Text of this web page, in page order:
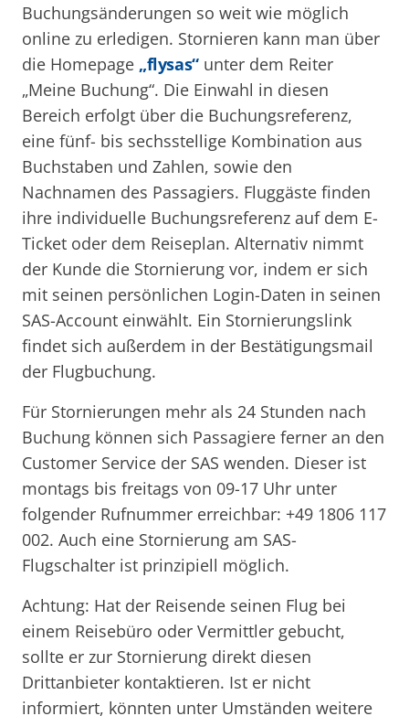
Buchungsänderungen so weit wie möglich
online zu erledigen. Stornieren kann man über
die Homepage „flysas“unter dem Reiter
„Meine Buchung“. Die Einwahl in diesen
Bereich erfolgt über die Buchungsreferenz,
eine fünf- bis sechsstellige Kombination aus
Buchstaben und Zahlen, sowie den
Nachnamen des Passagiers. Fluggäste finden
ihre individuelle Buchungsreferenz auf dem E-
Ticket oder dem Reiseplan. Alternativ nimmt
der Kunde die Stornierung vor, indem er sich
mit seinen persönlichen Login-Daten in seinen
SAS-Account einwählt. Ein Stornierungslink
findet sich außerdem in der Bestätigungsmail
der Flugbuchung.
Für Stornierungen mehr als 24 Stunden nach
Buchung können sich Passagiere ferner an den
Customer Service der SAS wenden. Dieser ist
montags bis freitags von 09-17 Uhr unter
folgender Rufnummer erreichbar: +49 1806 117
002. Auch eine Stornierung am SAS-
Flugschalter ist prinzipiell möglich.
Achtung: Hat der Reisende seinen Flug bei
einem Reisebüro oder Vermittler gebucht,
sollte er zur Stornierung direkt diesen
Drittanbieter kontaktieren. Ist er nicht
informiert, könnten unter Umständen weitere